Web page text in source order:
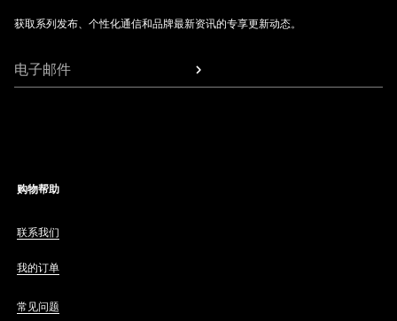
获取系列发布、个性化通信和品牌最新资讯的专享更新动态。
电子邮件
购物帮助
联系我们
我的订单
常见问题